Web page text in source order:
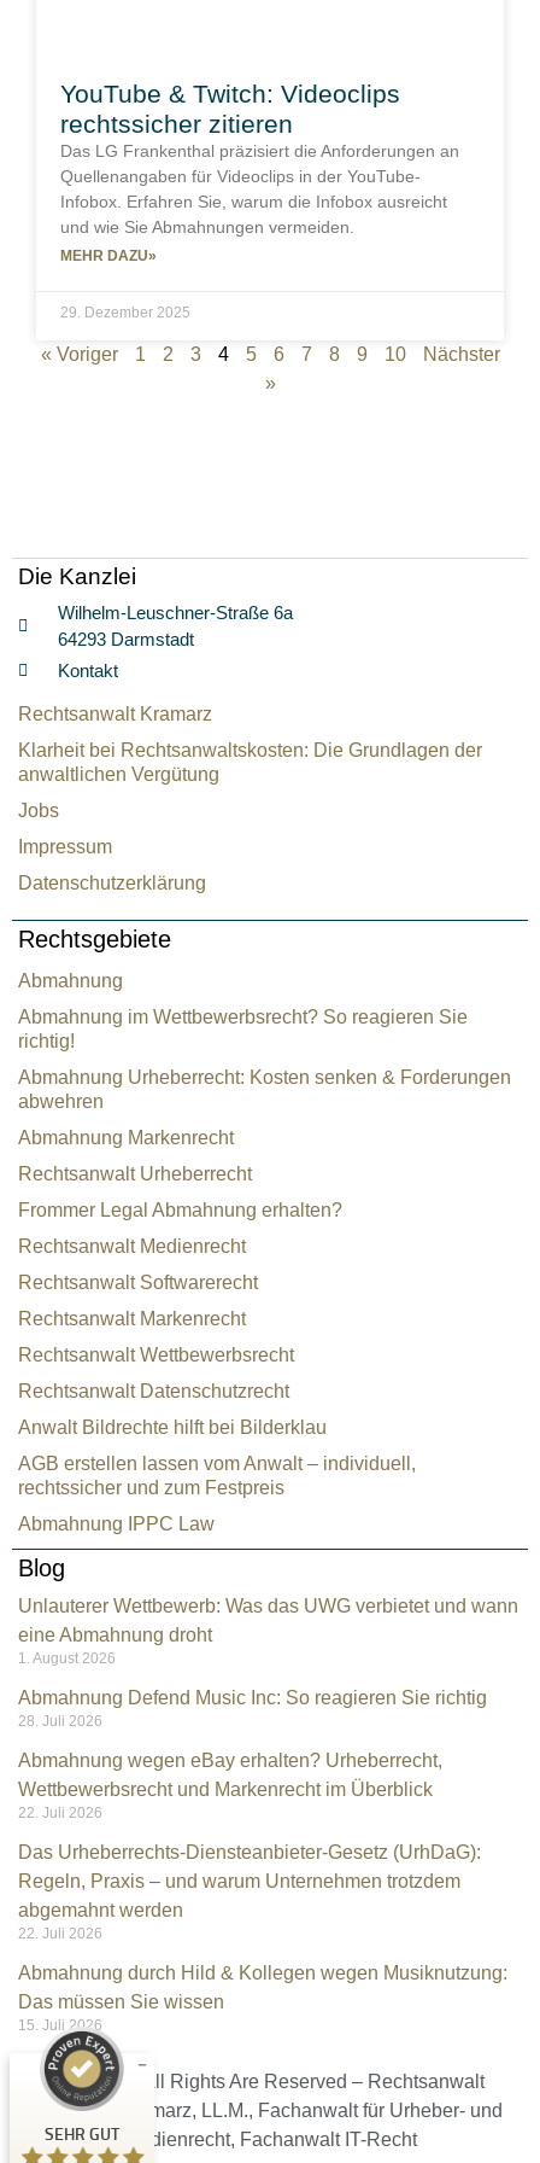
YouTube & Twitch: Videoclips
rechtssicher zitieren
Das LG Frankenthal präzisiert die Anforderungen an
Quellenangaben für Videoclips in der YouTube-
Infobox. Erfahren Sie, warum die Infobox ausreicht
und wie Sie Abmahnungen vermeiden.
MEHR DAZU»
29. Dezember 2025
« Voriger 1 2 3 4 5 6 7 8 9 10
Nächster
»
Die Kanzlei
Wilhelm-Leuschner-Straße 6a
64293 Darmstadt
Kontakt
Rechtsanwalt Kramarz
Klarheit bei Rechtsanwaltskosten: Die Grundlagen der
anwaltlichen Vergütung
Jobs
Impressum
Datenschutzerklärung
Rechtsgebiete
Abmahnung
Abmahnung im Wettbewerbsrecht? So reagieren Sie
richtig!
Abmahnung Urheberrecht: Kosten senken & Forderungen
abwehren
Abmahnung Markenrecht
Rechtsanwalt Urheberrecht
Frommer Legal Abmahnung erhalten?
Rechtsanwalt Medienrecht
Rechtsanwalt Softwarerecht
Rechtsanwalt Markenrecht
Rechtsanwalt Wettbewerbsrecht
Rechtsanwalt Datenschutzrecht
Anwalt Bildrechte hilft bei Bilderklau
AGB erstellen lassen vom Anwalt – individuell,
rechtssicher und zum Festpreis
Abmahnung IPPC Law
Blog
Unlauterer Wettbewerb: Was das UWG verbietet und wann
eine Abmahnung droht
1. August 2026
Abmahnung Defend Music Inc: So reagieren Sie richtig
28. Juli 2026
Abmahnung wegen eBay erhalten? Urheberrecht,
Wettbewerbsrecht und Markenrecht im Überblick
22. Juli 2026
Das Urheberrechts-Diensteanbieter-Gesetz (UrhDaG):
Regeln, Praxis – und warum Unternehmen trotzdem
abgemahnt werden
22. Juli 2026
Abmahnung durch Hild & Kollegen wegen Musiknutzung:
Das müssen Sie wissen
15. Juli 2026
Ⓒ 2026 – All Rights Are Reserved – Rechtsanwalt
Christian Kramarz, LL.M., Fachanwalt für Urheber- und
Medienrecht, Fachanwalt IT-Recht
SEHR GUT
Kundenbewertungen und Erfahrungen zu
Rechtsanwalt Kramarz
100
%
Empfehlungen auf
SEHR GUT
4,96
/
5,00
9
Bewertungen auf
ProvenExpert.com
140
anderen Quellen